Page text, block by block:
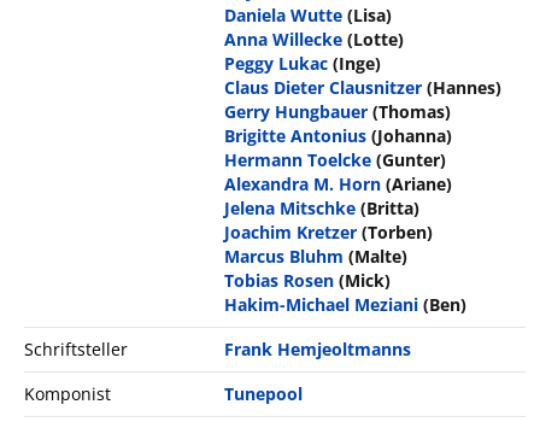
Daniela Wutte (Lisa)
Anna Willecke (Lotte)
Peggy Lukac (Inge)
Claus Dieter Clausnitzer (Hannes)
Gerry Hungbauer (Thomas)
Brigitte Antonius (Johanna)
Hermann Toelcke (Gunter)
Alexandra M. Horn (Ariane)
Jelena Mitschke (Britta)
Joachim Kretzer (Torben)
Marcus Bluhm (Malte)
Tobias Rosen (Mick)
Hakim-Michael Meziani (Ben)
Schriftsteller
Frank Hemjeoltmanns
Komponist
Tunepool